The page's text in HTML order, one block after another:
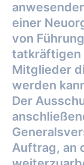
einer
von
tatkräftigen
Mitglieder
werden
Der
Auftrag, an